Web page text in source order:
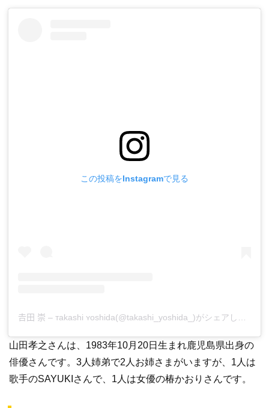
この投稿をInstagramで見る
山田孝之さんは、1983年10月20日生まれ鹿児島県出身の
俳優さんです。3人姉弟で2人お姉さまがいますが、1人は
歌手のSAYUKIさんで、1人は女優の椿かおりさんです。